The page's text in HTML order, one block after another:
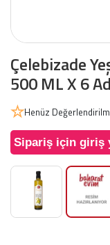
Çelebizade
500 ML X 6
Henüz
Sipariş için giriş